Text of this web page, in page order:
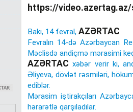
https://
Bakı, 14 fevral, AZƏRTAC
Fevralın 14-də Azərbaycan
Məclisdə andiçmə mərasimi
AZƏRTAC xəbər verir ki,
Əliyeva, dövlət rəsmiləri,
ediblər.
Mərasim iştirakçıları
hərarətlə qarşıladılar.